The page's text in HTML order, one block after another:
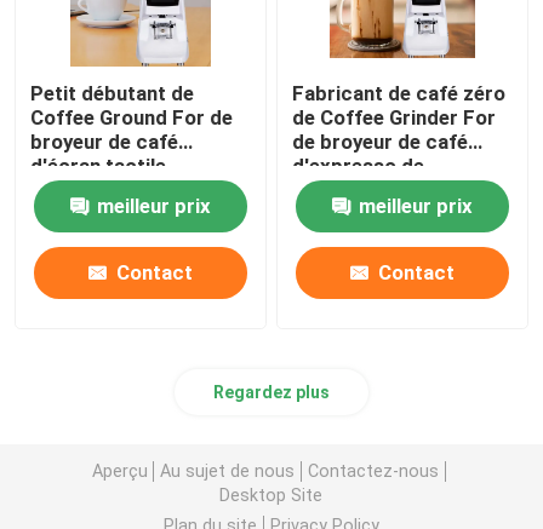
Petit débutant de
Coffee Ground For de
broyeur de café
d'écran tactile
d'expresso de niveau
d'entréemeilleur prix
Contact
Fabricant de café zéro
de Coffee Grinder For
de broyeur de café
d'expresso de
conservation
meilleur prix
Contact
Regardez plus
Aperçu Au sujet de nous
Contactez-nous
Desktop Site
Plan du site
Privacy Policy